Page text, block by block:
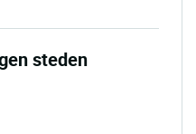
steden